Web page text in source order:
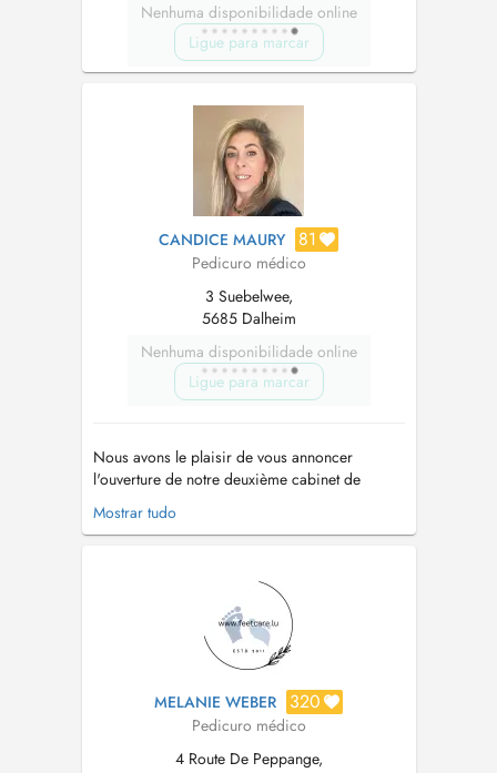
Nenhuma disponibilidade online
Ligue para marcar
CANDICE MAURY 81
Pedicuro médico
3 Suebelwee,
5685 Dalheim
Nenhuma disponibilidade online
Ligue para marcar
Nous avons le plaisir de vous annoncer
l'ouverture de notre deuxième cabinet de
pédicure médicale à Dalheim. Ce nouvel
espace a été créé afin de répondre à une
notre cabinet de Mondorf-les-Bains, nous y pr...
Mostrar tudo
MELANIE WEBER 320
Pedicuro médico
4 Route De Peppange,